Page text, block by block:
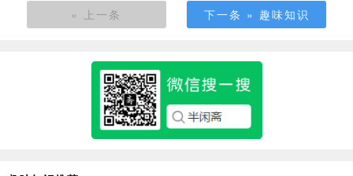
« 上一条 下一条 » 趣味知识